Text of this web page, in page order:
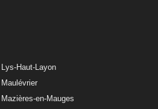
Lys-Haut-Layon
Maulévrier
Mazières-en-Mauges